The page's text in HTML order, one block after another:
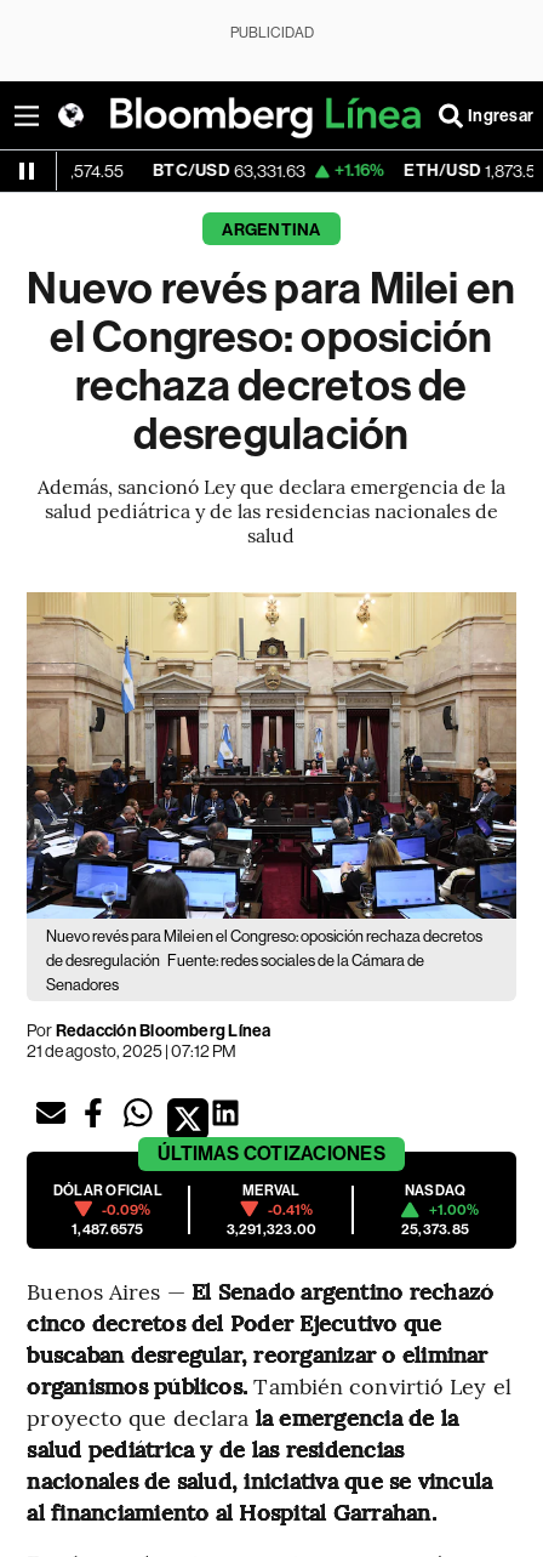
PUBLICIDAD
Ingresar
BTC/USD 63,331.63 +1.16% ETH/USD 1,873.533
ARGENTINA
Nuevo revés para Milei en
el Congreso: oposición
rechaza decretos de
desregulación
Además, sancionó Ley que declara emergencia de la
salud pediátrica y de las residencias nacionales de
salud
Nuevo revés para Milei en el Congreso: oposición rechaza decretos
de desregulación Fuente: redes sociales de la Cámara de
Senadores
PorRedacción Bloomberg Línea
21 de agosto, 2025 | 07:12 PM
ÚLTIMAS COTIZACIONES
DÓLAR OFICIAL
-0.09%
1,487.6575
MERVAL
-0.41%
3,291,323.00
NASDAQ
+1.00%
25,373.85
Buenos Aires — El Senado argentino rechazó
cinco decretos del Poder Ejecutivo que
buscaban desregular, reorganizar o eliminar
organismos públicos.También convirtió Ley el
proyecto que declara la emergencia de la
salud pediátrica y de las residencias
nacionales de salud, iniciativa que se vincula
al financiamiento al Hospital Garrahan.